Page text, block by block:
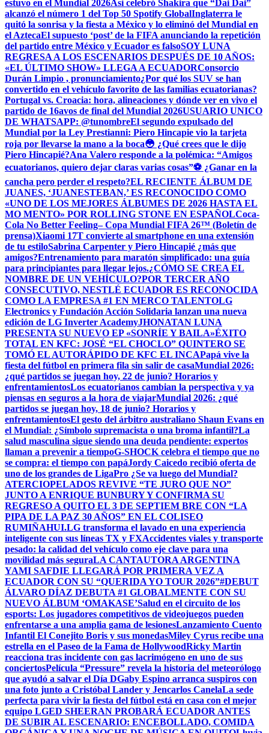
estuvo en el Mundial 2026Así celebró Shakira que “Dai Dai”
alcanzó el número 1 del Top 50 Spotify GlobalInglaterra le
quitó la sonrisa y la fiesta a México y lo eliminó del Mundial en
el AztecaEl supuesto ‘post’ de la FIFA anunciando la repetición
del partido entre México y Ecuador es falsoSOY LUNA
REGRESA A LOS ESCENARIOS DESPUÉS DE 10 AÑOS:
«EL ÚLTIMO SHOW» LLEGA A ECUADORConsorcio
Durán Limpio , pronunciamiento¿Por qué los SUV se han
convertido en el vehículo favorito de las familias ecuatorianas?
Portugal vs. Croacia: hora, alineaciones y dónde ver en vivo el
partido de 16avos de final del Mundial 2026USUARIO UNICO
DE WHATSAPP: @tunombreEl segundo expulsado del
Mundial por la Ley Prestianni: Piero Hincapie vio la tarjeta
roja por llevarse la mano a la boca😳 ¿Qué crees que le dijo
Piero Hincapié?Ana Valero responde a la polémica: “Amigos
ecuatorianos, quiero dejar claras varias cosas”⚽ ¿Ganar en la
cancha pero perder el respeto?EL RECIENTE ÁLBUM DE
JUANES, ‘JUANESTEBAN,’ ES RECONOCIDO COMO
«UNO DE LOS MEJORES ÁLBUMES DE 2026 HASTA EL
MO MENTO» POR ROLLING STONE EN ESPAÑOLCoca-
Cola No Better Feeling– Copa Mundial FIFA 26™ (Boletín de
prensa)Xiaomi 17T convierte al smartphone en una extensión
de tu estiloSabrina Carpenter y Piero Hincapié ¿más que
amigos?Entrenamiento para maratón simplificado: una guía
para principiantes para llegar lejos.¿CÓMO SE CREA EL
NOMBRE DE UN VEHÍCULO?POR TERCER AÑO
CONSECUTIVO, NESTLÉ ECUADOR ES RECONOCIDA
COMO LA EMPRESA #1 EN MERCO TALENTOLG
Electronics y Fundación Acción Solidaria lanzan una nueva
edición de LG Inverter AcademyJHONATAN LUNA
PRESENTA SU NUEVO EP «SONRÍE Y BAILA»ÉXITO
TOTAL EN KFC: JOSÉ “EL CHOCLO” QUINTERO SE
TOMÓ EL AUTORÁPIDO DE KFC EL INCAPapá vive la
fiesta del fútbol en primera fila sin salir de casaMundial 2026:
¿qué partidos se juegan hoy, 22 de junio? Horarios y
enfrentamientosLos ecuatorianos cambian la perspectiva y ya
piensas en seguros a la hora de viajarMundial 2026: ¿qué
partidos se juegan hoy, 18 de junio? Horarios y
enfrentamientosEl gesto del árbitro australiano Shaun Evans en
el Mundial: ¿Símbolo supremacista o una broma infantil?La
salud masculina sigue siendo una deuda pendiente: expertos
llaman a prevenir a tiempoG-SHOCK celebra el tiempo que no
se compra: el tiempo con papáJordy Caicedo recibió oferta de
uno de los grandes de LigaPro ¿Se va luego del Mundial?
ATERCIOPELADOS REVIVE “TE JURO QUE NO”
JUNTO A ENRIQUE BUNBURY Y CONFIRMA SU
REGRESO A QUITO EL 3 DE SEPTIEM BRE CON “LA
PIPA DE LA PAZ 30 AÑOS” EN EL COLISEO
RUMIÑAHUI.LG transforma el lavado en una experiencia
inteligente con sus líneas TX y FXAccidentes viales y transporte
pesado: la calidad del vehículo como eje clave para una
movilidad más seguraLA CANTAUTORA ARGENTINA
YAMI SAFDIE LLEGARÁ POR PRIMERA VEZ A
ECUADOR CON SU “QUERIDA YO TOUR 2026”#DEBUT
ÁLVARO DÍAZ DEBUTA #1 GLOBALMENTE CON SU
NUEVO ÁLBUM ‘OMAKASE’Salud en el circuito de los
esports: Los jugadores competitivos de videojuegos pueden
enfrentarse a una amplia gama de lesionesLanzamiento Cuento
Infantil El Conejito Boris y sus monedasMiley Cyrus recibe una
estrella en el Paseo de la Fama de HollywoodRicky Martin
reacciona tras incidente con gas lacrimógeno en uno de sus
conciertosPelícula “Pressure” revela la historia del meteorólogo
que ayudó a salvar el Día DGaby Espino arranca suspiros con
una foto junto a Cristóbal Lander y Jencarlos CanelaLa sede
perfecta para vivir la fiesta del fútbol está en casa con el mejor
equipo LGED SHEERAN PROBARÁ ECUADOR ANTES
DE SUBIR AL ESCENARIO: ENCEBOLLADO, COMIDA